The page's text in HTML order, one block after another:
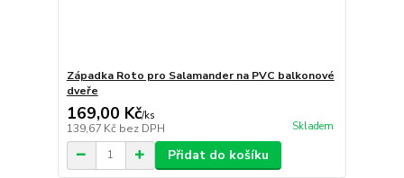
Západka Roto pro Salamander na PVC balkonové
dveře
169,00 Kč/ks
139,67 Kč bez DPH Skladem
Přidat do košíku